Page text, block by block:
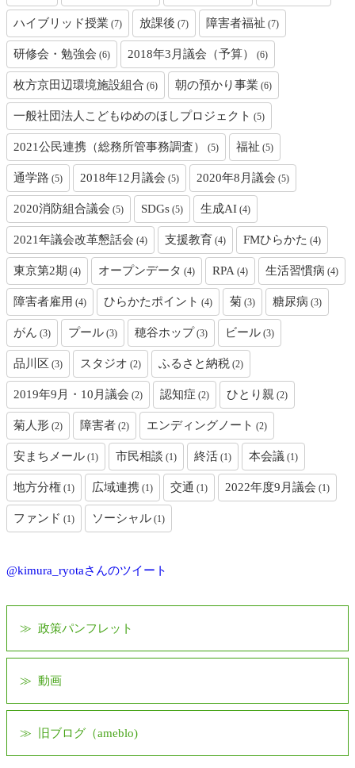
ハイブリッド授業 (7) 放課後 (7) 障害者福祉 (7)
研修会・勉強会 (6) 2018年3月議会（予算） (6)
枚方京田辺環境施設組合 (6) 朝の預かり事業 (6)
一般社団法人こどもゆめのほしプロジェクト (5)
2021公民連携（総務所管事務調査） (5) 福祉 (5)
通学路 (5) 2018年12月議会 (5) 2020年8月議会 (5)
2020消防組合議会 (5) SDGs (5) 生成AI (4)
2021年議会改革懇話会 (4) 支援教育 (4) FMひらかた (4)
東京第2期 (4) オープンデータ (4) RPA (4) 生活習慣病 (4)
障害者雇用 (4) ひらかたポイント (4) 菊 (3) 糖尿病 (3)
がん (3) プール (3) 穂谷ホップ (3) ビール (3)
品川区 (3) スタジオ (2) ふるさと納税 (2)
2019年9月・10月議会 (2) 認知症 (2) ひとり親 (2)
菊人形 (2) 障害者 (2) エンディングノート (2)
安まちメール (1) 市民相談 (1) 終活 (1) 本会議 (1)
地方分権 (1) 広域連携 (1) 交通 (1) 2022年度9月議会 (1)
ファンド (1) ソーシャル (1)
@kimura_ryotaさんのツイート
政策パンフレット
動画
旧ブログ（ameblo)